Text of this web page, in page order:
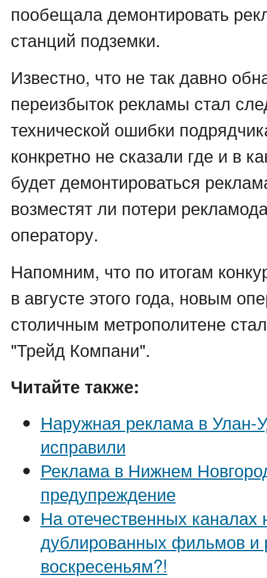
пообещала демонтировать
станций подземки.
Известно, что не так давно
переизбыток рекламы стал
технической ошибки
конкретно не сказали где и в
будет демонтироваться
возместят ли потери
оператору.
Напомним, что по итогам
в августе этого года, новым
столичным метрополитене
"Трейд Компани".
Читайте также:
Наружная реклама в Улан-
исправили
Реклама в Нижнем
предупреждение
На отечественных каналах
дублированных фильмов и
воскресеньям?!